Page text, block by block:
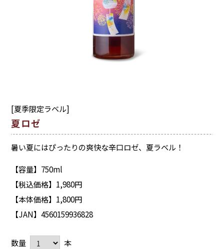
[夏季限定ラベル]
夏ロゼ
暑い夏にはぴったりの爽快な辛口ロゼ、夏ラベル！
【容量】750ml
【税込価格】1,980円
【本体価格】1,800円
【JAN】4560159936828
数量 本